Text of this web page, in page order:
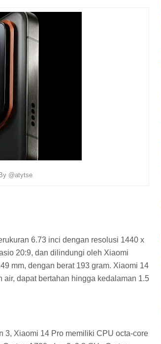
@atytse
6.73 inci dengan resolusi 1440 x
20:9, dan dilindungi oleh Xiaomi
mm, dengan berat 193 gram. Xiaomi 14
dapat bertahan hingga kedalaman 1.5
3, Xiaomi 14 Pro memiliki CPU octa-core